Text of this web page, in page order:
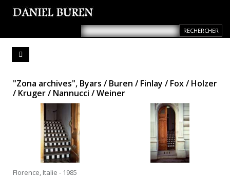
"Zona archives", Byars / Buren / Finlay / Fox / Holzer
/ Kruger / Nannucci / Weiner
Florence, Italie - 1985